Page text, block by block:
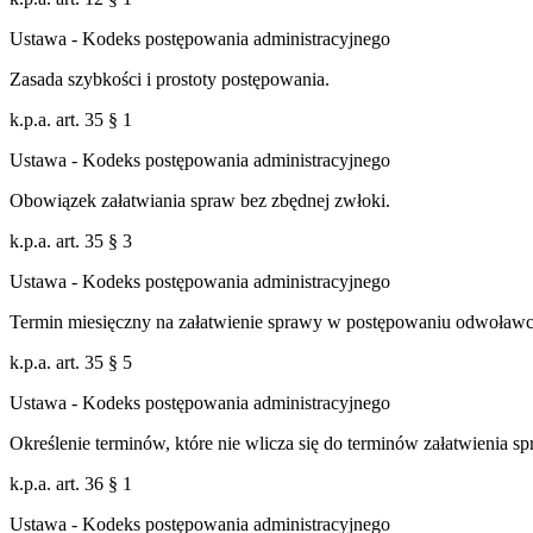
Ustawa - Kodeks postępowania administracyjnego
Zasada szybkości i prostoty postępowania.
k.p.a. art. 35 § 1
Ustawa - Kodeks postępowania administracyjnego
Obowiązek załatwiania spraw bez zbędnej zwłoki.
k.p.a. art. 35 § 3
Ustawa - Kodeks postępowania administracyjnego
Termin miesięczny na załatwienie sprawy w postępowaniu
k.p.a. art. 35 § 5
Ustawa - Kodeks postępowania administracyjnego
Określenie terminów, które nie wlicza się do terminów załatwienia
k.p.a. art. 36 § 1
Ustawa - Kodeks postępowania administracyjnego